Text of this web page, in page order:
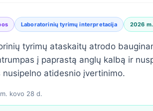
Laboratorinių tyrimų interpretacija 2026
tyrimų ataskaitų atrodo
į paprastą anglų kalbą ir
nusipelno atidesnio įvertinimo.
kovo 28 d.